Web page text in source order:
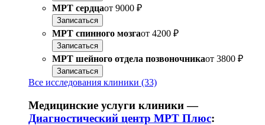
МРТ сердцаот 9000 ₽
Записаться
МРТ спинного мозгаот 4200 ₽
Записаться
МРТ шейного отдела позвоночникаот 3800 ₽
Записаться
Все исследования клиники (33)
Медицинские услуги клиники —
Диагностический центр МРТ Плюс: